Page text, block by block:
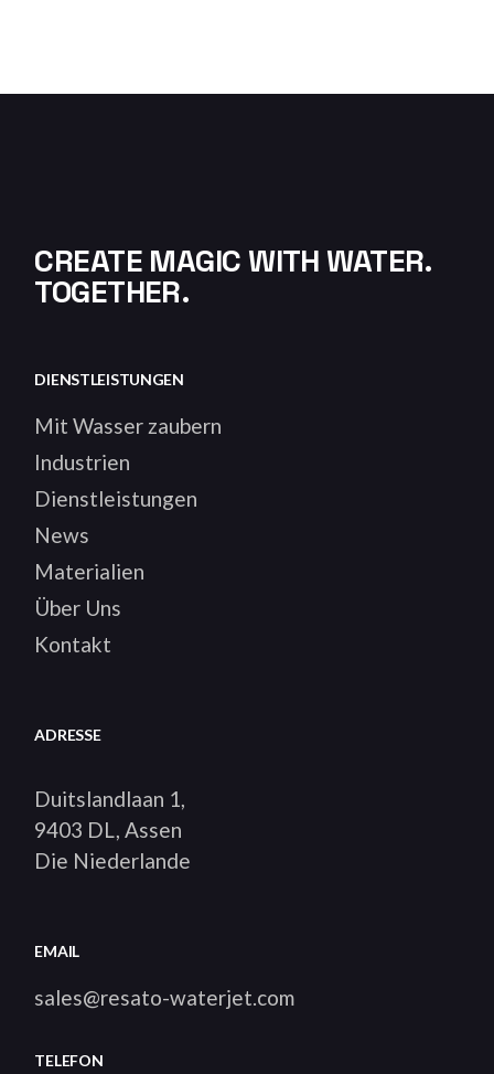
CREATE MAGIC WITH WATER.
TOGETHER.
DIENSTLEISTUNGEN
Mit Wasser zaubern
Industrien
Dienstleistungen
News
Materialien
Über Uns
Kontakt
ADRESSE
Duitslandlaan 1,
9403 DL, Assen
Die Niederlande
EMAIL
sales@resato-waterjet.com
TELEFON